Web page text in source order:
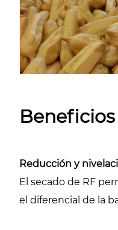
Beneficios
Reducción y
El secado de RF
el diferencial de la